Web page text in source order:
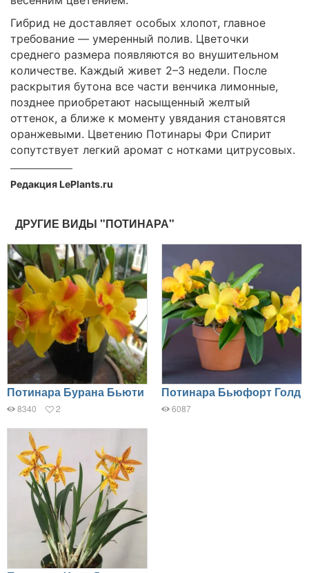
Гибрид не доставляет особых хлопот, главное
требование ― умеренный полив. Цветочки
среднего размера появляются во внушительном
количестве. Каждый живет 2–3 недели. После
раскрытия бутона все части венчика лимонные,
позднее приобретают насыщенный желтый
оттенок, а ближе к моменту увядания становятся
оранжевыми. Цветению Потинары Фри Спирит
сопутствует легкий аромат с нотками цитрусовых.
Редакция LePlants.ru
ДРУГИЕ ВИДЫ "ПОТИНАРА"
Потинара Бурана Бьюти
8340 2
Потинара Бьюфорт Голд
6087